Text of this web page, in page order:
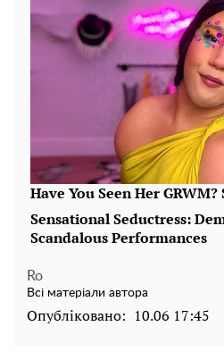
Ro
Всі матеріали автора
Опубліковано: 10.06 17:45